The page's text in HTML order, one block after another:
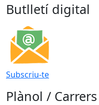
Butlletí digital
Subscriu-te
Plànol / Carrers